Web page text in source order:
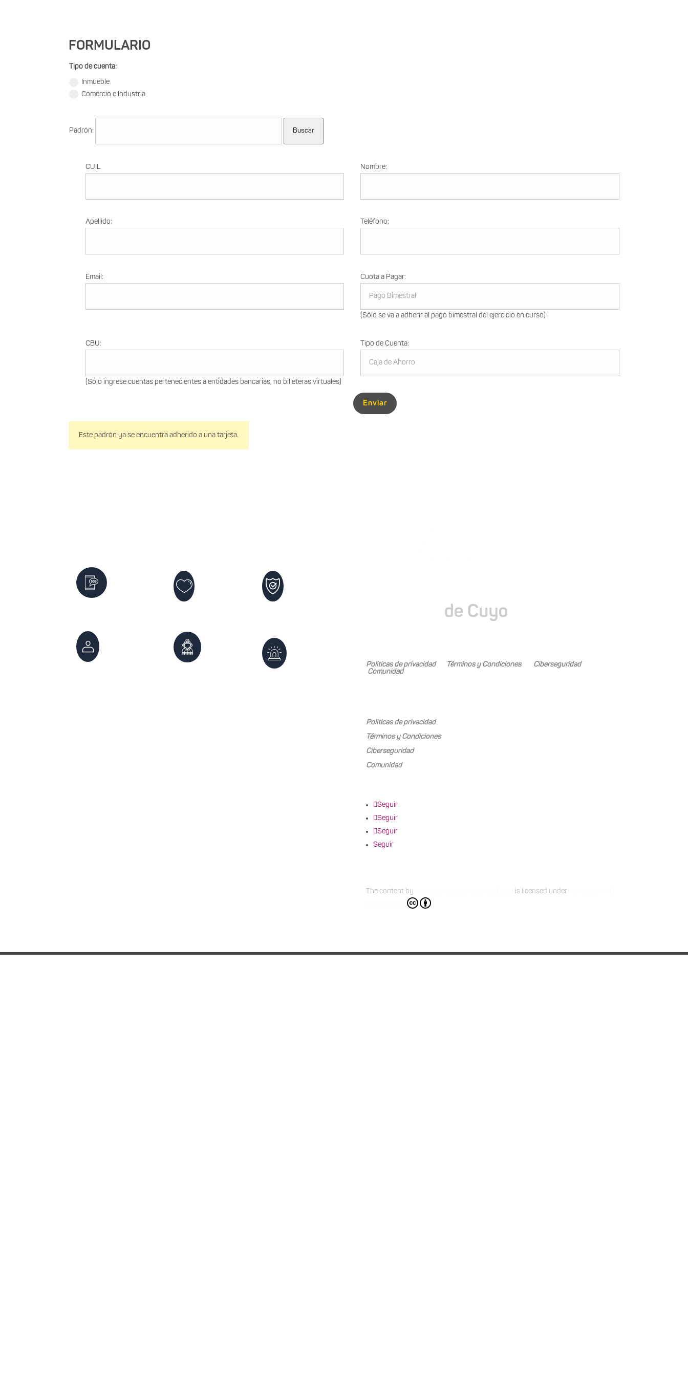
FORMULARIO
Tipo de cuenta:
Inmueble
Comercio e Industria
Padrón: Buscar
CUIL Nombre:
Apellido: Teléfono:
Email: Cuota a Pagar:
(Sólo se va a adherir al pago bimestral del ejercicio en curso)
CBU:
(Sólo ingrese cuentas pertenecientes a entidades bancarias, no billeteras virtuales)
Tipo de Cuenta:
Enviar
Este padrón ya se encuentra adherido a una tarjeta.
Género
100
Políticas de privacidad Términos y Condiciones
Ciberseguridad
Comunidad
Políticas de privacidad
Términos y Condiciones
Ciberseguridad
Comunidad
Seguir
Seguir
Seguir
Seguir
The contentby is licensed under